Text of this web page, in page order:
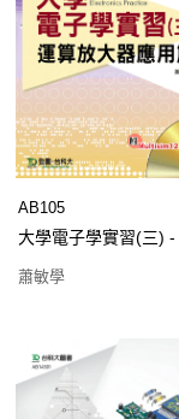
AB105
大學電子學實習(三)
蕭敏學